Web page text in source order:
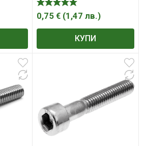
неръждаем M8x110 мм,
A2, 1.25 мм, DIN 912
0,75 € (1,47 лв.)
КУПИ